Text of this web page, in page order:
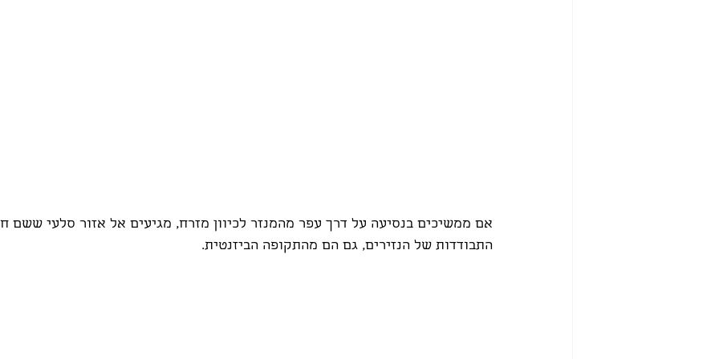
אם ממשיכים בנסיעה על דרך עפר מהמנזר לכיוון מזרח, מגיעים אל אזור סלעי ששם
התבודדות של הנזירים, גם הם מהתקופה הביזנטית.